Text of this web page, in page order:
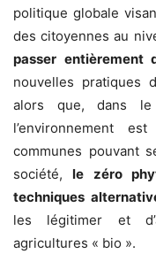
politique globale
des citoyennes au
passer entièrement
nouvelles pratiques
alors que, dans
l’environnement
communes pouvant
société,le zéro
techniques
les légitimer et
agricultures « bio ».